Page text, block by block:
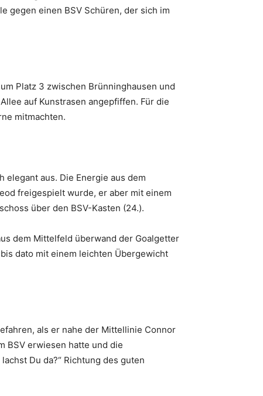
gegen einen BSV Schüren, der sich im
Platz 3 zwischen Brünninghausen und
auf Kunstrasen angepfiffen. Für die
mitmachten.
elegant aus. Die Energie aus dem
freigespielt wurde, er aber mit einem
über den BSV-Kasten (24.).
dem Mittelfeld überwand der Goalgetter
dato mit einem leichten Übergewicht
als er nahe der Mittellinie Connor
BSV erwiesen hatte und die
Du da?“ Richtung des guten